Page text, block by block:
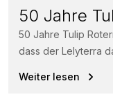
50 Jahre
50 Jahre Tulip
dass der Lelyterra
Weiter lesen